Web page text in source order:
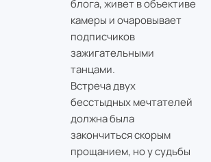
блога, живет в объективе
камеры и очаровывает
подписчиков
зажигательными
танцами.
Встреча двух
бесстыдных мечтателей
должна была
закончиться скорым
прощанием, но у судьбы